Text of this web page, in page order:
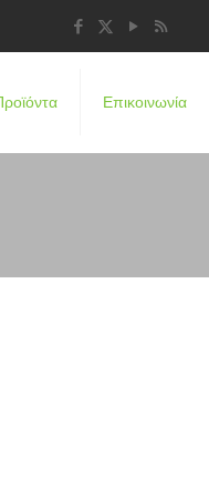
Επικοινωνία